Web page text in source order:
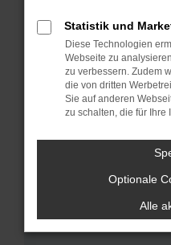
Betriebssystem
sind.
Veraltete Software
Sicherheitsrisiko,
führen, dass
unterstützt werden.
Wende dich an
Wenn du alle oben
hast, kontaktiere
versuchen, das
uns diesen Text
Statistik und
Diese Technologien
Webseite zu
zu verbessern. Zudem
die von dritten
Sie auf anderen
zu schalten, die für Ihre
Optionale
Alle